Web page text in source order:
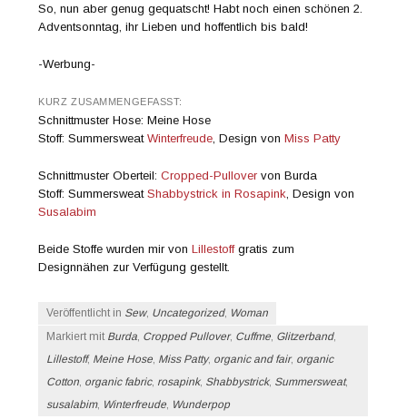
So, nun aber genug gequatscht! Habt noch einen schönen 2.
Adventsonntag, ihr Lieben und hoffentlich bis bald!
-Werbung-
KURZ ZUSAMMENGEFASST:
Schnittmuster Hose: Meine Hose
Stoff: SummersweatWinterfreude , Design vonMiss Patty
Schnittmuster Oberteil:Cropped-Pullover von Burda
Stoff: SummersweatShabbystrick in Rosapink , Design von
Susalabim
Beide Stoffe wurden mir vonLillestoffgratis zum
Designnähen zur Verfügung gestellt.
Veröffentlicht in Sew, Uncategorized, Woman
Markiert mit Burda, Cropped Pullover, Cuffme, Glitzerband,
Lillestoff, Meine Hose, Miss Patty, organic and fair, organic
Cotton, organic fabric, rosapink, Shabbystrick, Summersweat,
susalabim, Winterfreude, Wunderpop